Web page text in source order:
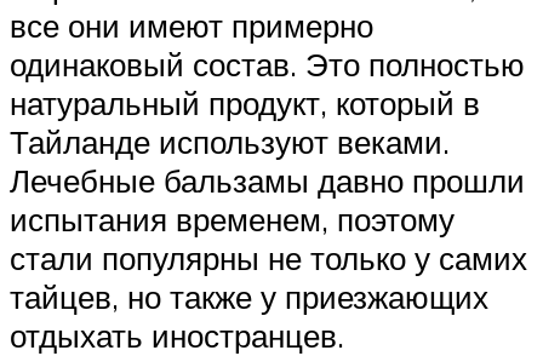
все они имеют примерно
одинаковый состав. Это полностью
натуральный продукт, который в
Тайланде используют веками.
Лечебные бальзамы давно прошли
испытания временем, поэтому
стали популярны не только у самих
тайцев, но также у приезжающих
отдыхать иностранцев.